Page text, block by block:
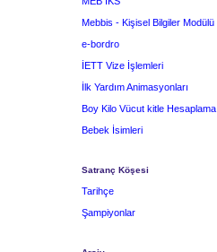
Mebbis - Kişisel Bilgiler Modülü
e-bordro
İETT Vize İşlemleri
İlk Yardım Animasyonları
Boy Kilo Vücut kitle Hesaplama
Bebek İsimleri
Satranç Köşesi
Tarihçe
Şampiyonlar